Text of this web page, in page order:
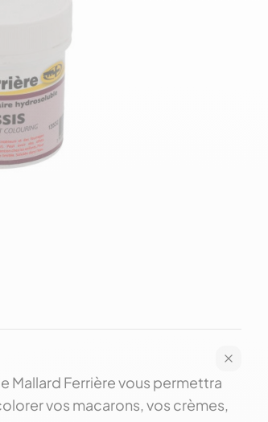
Mallard Ferrière vous permettra
vos macarons, vos crèmes,